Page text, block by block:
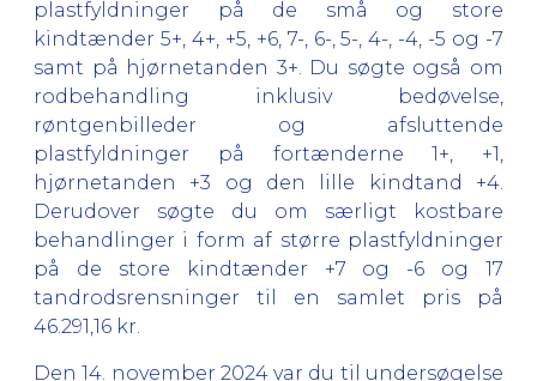
plastfyldninger på de små og store
kindtænder 5+, 4+, +5, +6, 7-, 6-, 5-, 4-, -4, -5 og -7
samt på hjørnetanden 3+. Du søgte også om
rodbehandling inklusiv bedøvelse,
røntgenbilleder og afsluttende
plastfyldninger på fortænderne 1+, +1,
hjørnetanden +3 og den lille kindtand +4.
Derudover søgte du om særligt kostbare
behandlinger i form af større plastfyldninger
på de store kindtænder +7 og -6 og 17
tandrodsrensninger til en samlet pris på
46.291,16 kr.
Den 14. november 2024 var du til undersøgelse